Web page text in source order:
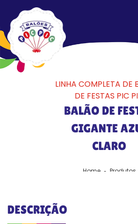
LINHA COMPLETA DE
DE FESTAS PIC
BALÃO DE
GIGANTE
CLARO
Home Produtos
DESCRIÇÃO